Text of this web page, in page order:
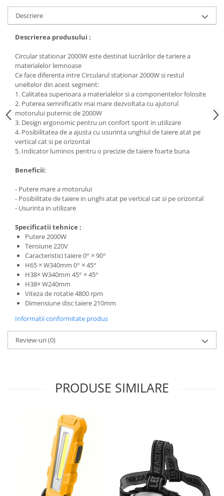
Pompe submersibile
Prim ajutor
Protecția capului
Căști
Protecția ochilor
Protecția respirației
Protecția urechilor
Scule de mana
Capsatoare , multifuncionale si
pistoale silicon
Chei si truse chei
Ciocane , clesti si foarfeci
Debitare gresie / faianta si geamuri
Echipamente atelier
Gletiere , spacluri si cuttere
Pensule si trafaleti
Scari , lize si depozitare
Unelte pentru masurat
Aparate de masura si detectie
Echere si compasuri
Nivele
Nivele laser
Rulete si metre
Accesorii scule electrice
Aparate de sudat si lipit
Capsatoare si pistoale pneumatice
Consumabile scule electrice
Accesorii abrazive
Accesorii pentru lustruire
Descriere
Descrierea produsului :
Circular stationar 2000W este destinat lucrărilor de tariere a
materialelor lemnoase
Ce face diferenta intre Circularul staționar 2000W si restul
uneltelor din acest segment:
1. Calitatea superioara a materialelor si a componentelor folosite
2. Puterea semnificativ mai mare dezvoltata cu ajutorul
motorului puternic de 2000W
3. Design ergonomic pentru un confort sporit in utilizare
4. Posibilitatea de a ajusta cu usurinta unghiul de taiere atat pe
vertical cat si pe orizontal
5. Indicator luminos pentru o precizie de taiere foarte buna
Beneficii:
- Putere mare a motorului
- Posibilitate de taiere in unghi atat pe vertical cat si pe orizontal
- Usurinta in utilizare
Specificatii tehnice :
Putere 2000W
Tensiune 220V
Caracteristici taiere 0° × 90°
H65 × W340mm 0° × 45°
H38× W340mm 45° × 45°
H38× W240mm
Viteza de rotatie 4800 rpm
Dimensiune disc taiere 210mm
Informatii conformitate produs
Review-uri(0)
PRODUSE SIMILARE